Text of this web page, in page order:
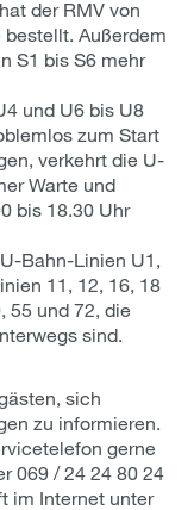
der RMV von
Außerdem
S1 bis S6 mehr
und U6 bis U8
zum Start
verkehrt die U-
Warte und
bis 18.30 Uhr
Bahn-Linien U1,
11, 12, 16, 18
55 und 72, die
sind.
sich
zu informieren.
gerne
069 / 24 24 80 24
im Internet unter